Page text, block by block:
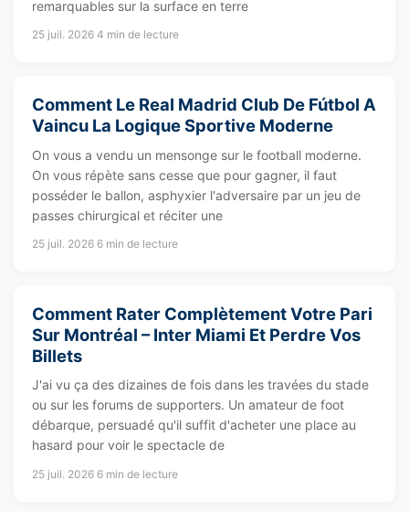
remarquables sur la surface en terre
25 juil. 2026 4 min de lecture
Comment Le Real Madrid Club De Fútbol A
Vaincu La Logique Sportive Moderne
On vous a vendu un mensonge sur le football moderne.
On vous répète sans cesse que pour gagner, il faut
posséder le ballon, asphyxier l'adversaire par un jeu de
passes chirurgical et réciter une
25 juil. 2026 6 min de lecture
Comment Rater Complètement Votre Pari
Sur Montréal – Inter Miami Et Perdre Vos
Billets
J'ai vu ça des dizaines de fois dans les travées du stade
ou sur les forums de supporters. Un amateur de foot
débarque, persuadé qu'il suffit d'acheter une place au
hasard pour voir le spectacle de
25 juil. 2026 6 min de lecture